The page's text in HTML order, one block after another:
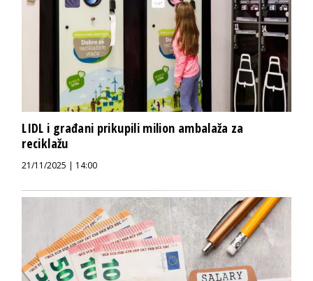
LIDL i građani prikupili milion ambalaža za
reciklažu
21/11/2025 | 14:00